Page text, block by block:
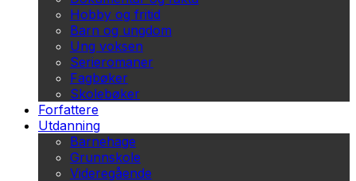
Hobby og fritid
Barn og ungdom
Ung voksen
Serieromaner
Fagbøker
Skolebøker
Forfattere
Utdanning
Barnehage
Grunnskole
Videregående